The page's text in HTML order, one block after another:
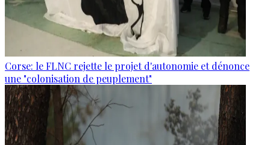
Corse: le FLNC rejette le projet d'autonomie et dénonce
une "colonisation de peuplement"